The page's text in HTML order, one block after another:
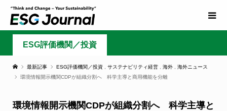
ESG評価機関／投資
最新記事 ESG評価機関／投資 サステナビリティ経営 海外
海外ニュース
環境情報開示機関CDPが組織分割へ 科学主導と商用機能を分離
環境情報開示機関CDPが組織分割へ 科学主導と